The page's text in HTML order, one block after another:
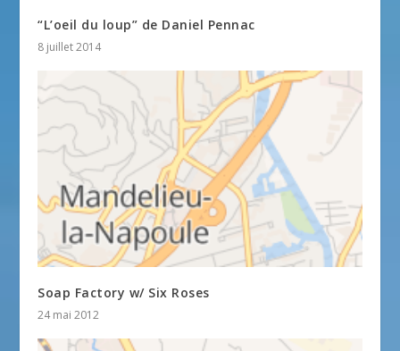
“L’oeil du loup” de Daniel Pennac
8 juillet 2014
Soap Factory w/ Six Roses
24 mai 2012